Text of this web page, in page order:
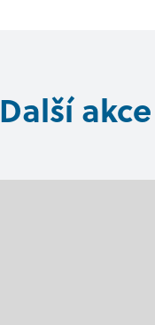
Další akce